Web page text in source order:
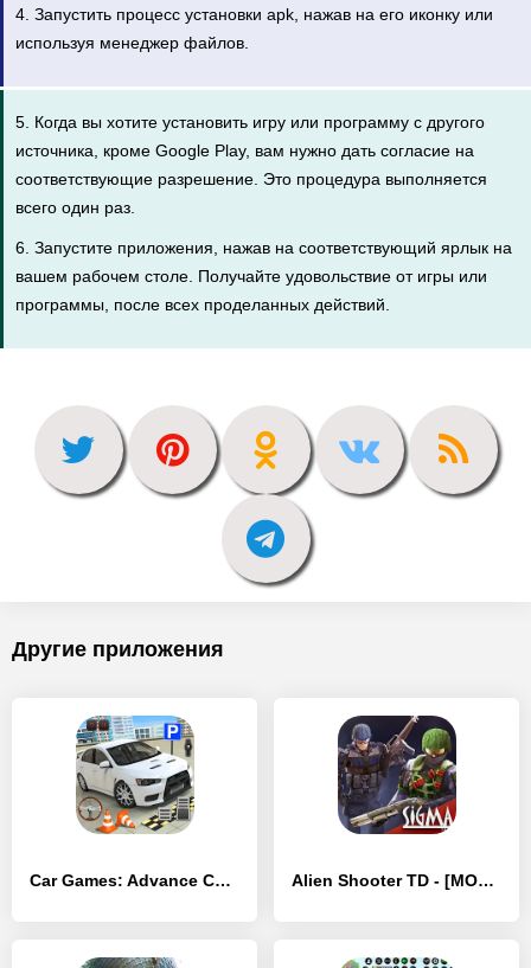
4. Запустить процесс установки apk, нажав на его иконку или
используя менеджер файлов.
5. Когда вы хотите установить игру или программу с другого
источника, кроме Google Play, вам нужно дать согласие на
соответствующие разрешение. Это процедура выполняется
всего один раз.
6. Запустите приложения, нажав на соответствующий ярлык на
вашем рабочем столе. Получайте удовольствие от игры или
программы, после всех проделанных действий.
Другие приложения
Car Games: Advance Car Parking - [MOD Бесконечные монеты] Alien Shooter TD - [MOD Много монет]